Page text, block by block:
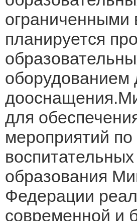
ограниченными
планируется
оборудованием
для
мероприятий
образования
Федерации
современной и